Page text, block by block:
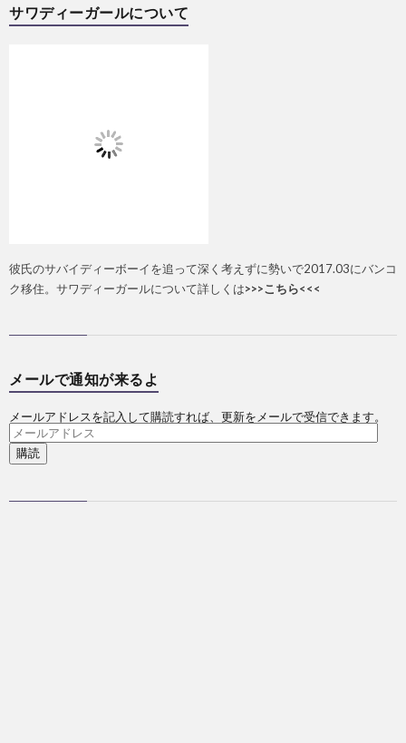
サワディーガールについて
彼氏のサバイディーボーイを追って深く考えずに勢いで2017.03にバンコ
ク移住。サワディーガールについて詳しくは>>>こちら<<<
メールで通知が来るよ
メールアドレスを記入して購読すれば、更新をメールで受信できます。
メ
ー
ル
ア
ス